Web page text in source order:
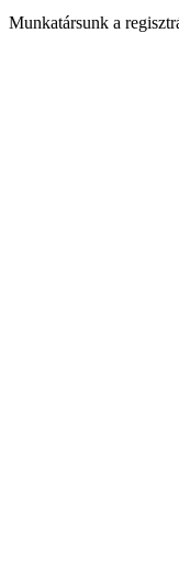
Munkatársunk a